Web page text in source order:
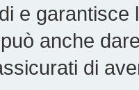
e garantisce
anche
di